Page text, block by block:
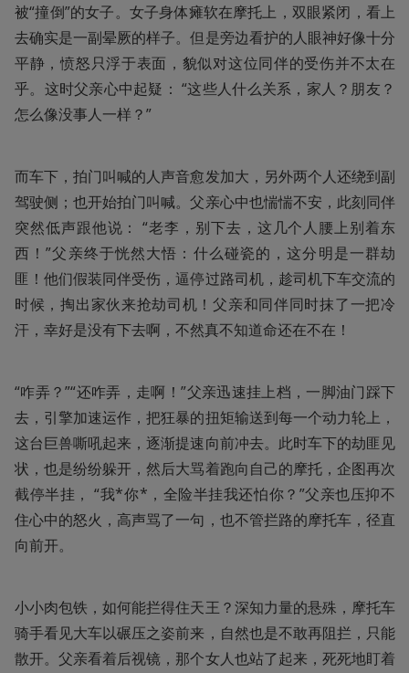
被“撞倒”的女子。女子身体瘫软在摩托上，双眼紧闭，看上
去确实是一副晕厥的样子。但是旁边看护的人眼神好像十分
平静，愤怒只浮于表面，貌似对这位同伴的受伤并不太在
乎。这时父亲心中起疑： “这些人什么关系，家人？朋友？
怎么像没事人一样？”
而车下，拍门叫喊的人声音愈发加大，另外两个人还绕到副
驾驶侧；也开始拍门叫喊。父亲心中也惴惴不安，此刻同伴
突然低声跟他说： “老李，别下去，这几个人腰上别着东
西！”父亲终于恍然大悟：什么碰瓷的，这分明是一群劫
匪！他们假装同伴受伤，逼停过路司机，趁司机下车交流的
时候，掏出家伙来抢劫司机！父亲和同伴同时抹了一把冷
汗，幸好是没有下去啊，不然真不知道命还在不在！
“咋弄？”“还咋弄，走啊！”父亲迅速挂上档，一脚油门踩下
去，引擎加速运作，把狂暴的扭矩输送到每一个动力轮上，
这台巨兽嘶吼起来，逐渐提速向前冲去。此时车下的劫匪见
状，也是纷纷躲开，然后大骂着跑向自己的摩托，企图再次
截停半挂， “我*你*，全险半挂我还怕你？”父亲也压抑不
住心中的怒火，高声骂了一句，也不管拦路的摩托车，径直
向前开。
小小肉包铁，如何能拦得住天王？深知力量的悬殊，摩托车
骑手看见大车以碾压之姿前来，自然也是不敢再阻拦，只能
散开。父亲看着后视镜，那个女人也站了起来，死死地盯着